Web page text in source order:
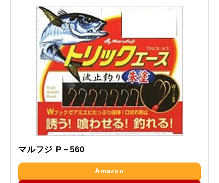
マルフジ P－560
Amazon